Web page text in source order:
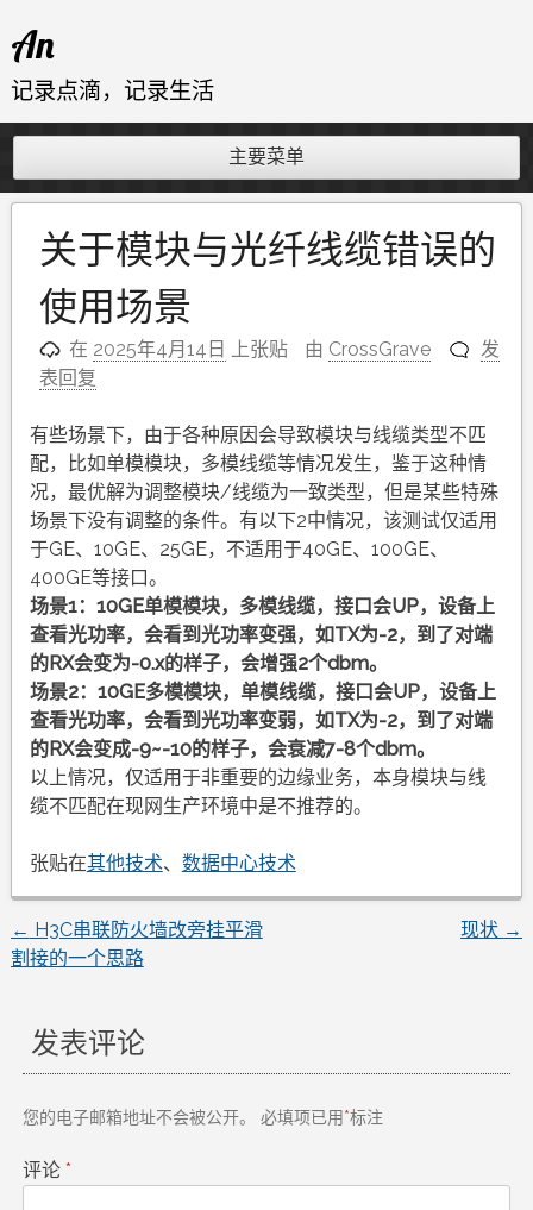
至
内
An
记录点滴，记录生活
主要菜单
关于模块与光纤线缆错误的
使用场景
在 2025年4月14日 上张贴 由 CrossGrave
发
表回复
有些场景下，由于各种原因会导致模块与线缆类型不匹
配，比如单模模块，多模线缆等情况发生，鉴于这种情
况，最优解为调整模块/线缆为一致类型，但是某些特殊
场景下没有调整的条件。有以下2中情况，该测试仅适用
于GE、10GE、25GE，不适用于40GE、100GE、
400GE等接口。
场景1：10GE单模模块，多模线缆，接口会UP，设备上
查看光功率，会看到光功率变强，如TX为-2，到了对端
的RX会变为-0.x的样子，会增强2个dbm。
场景2：10GE多模模块，单模线缆，接口会UP，设备上
查看光功率，会看到光功率变弱，如TX为-2，到了对端
的RX会变成-9~-10的样子，会衰减7-8个dbm。
以上情况，仅适用于非重要的边缘业务，本身模块与线
缆不匹配在现网生产环境中是不推荐的。
张贴在其他技术、 数据中心技术
文
导
航
← H3C串联防火墙改旁挂平滑
割接的一个思路
现状 →
发表评论
您的电子邮箱地址不会被公开。 必填项已用*标注
评论 *